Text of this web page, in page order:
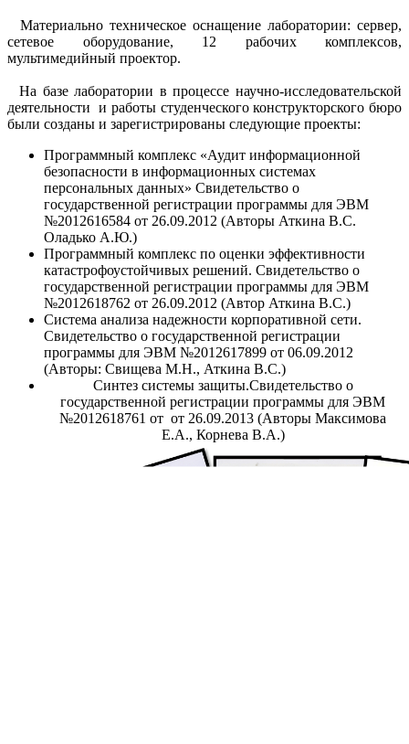
Материально техническое оснащение лаборатории: сервер,
сетевое оборудование, 12 рабочих комплексов,
мультимедийный проектор.
На базе лаборатории в процессе научно-исследовательской
деятельности и работы студенческого конструкторского бюро
были созданы и зарегистрированы следующие проекты:
Программный комплекс «Аудит информационной
безопасности в информационных системах
персональных данных» Свидетельство о
государственной регистрации программы для ЭВМ
№2012616584 от 26.09.2012 (Авторы Аткина В.С.
Оладько А.Ю.)
Программный комплекс по оценки эффективности
катастрофоустойчивых решений. Свидетельство о
государственной регистрации программы для ЭВМ
№2012618762 от 26.09.2012 (Автор Аткина В.С.)
Система анализа надежности корпоративной сети.
Свидетельство о государственной регистрации
программы для ЭВМ №2012617899 от 06.09.2012
(Авторы: Свищева М.Н., Аткина В.С.)
Синтез системы защиты.Свидетельство о
государственной регистрации программы для ЭВМ
№2012618761 от от 26.09.2013 (Авторы Максимова
Е.А., Корнева В.А.)